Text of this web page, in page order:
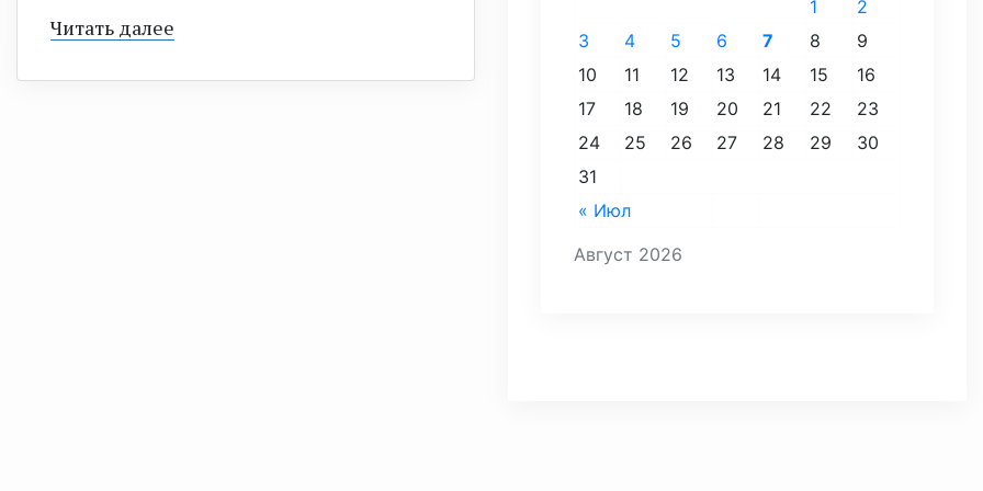
Читать далее
Август 2026
« Июл
1
2
3
4 5 6 7 8
9
10
11 12 13 14 15
16
17
18 19 20 21 22
23
24
25 26 27 28 29
30
31